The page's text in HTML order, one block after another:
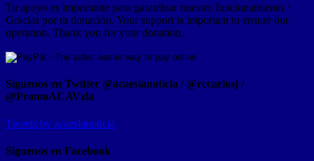
Tu apoyo es importante para garantizar nuestro funcionamiento /
Gracias por tu donación. Your support is important to ensure our
operation. Thank you for your donation.
Síguenos en Twitter @acaeslanoticia / @rccarlosj /
@PromoACAVzla
Tweets by acaeslanoticia
Siguenos en Facebook